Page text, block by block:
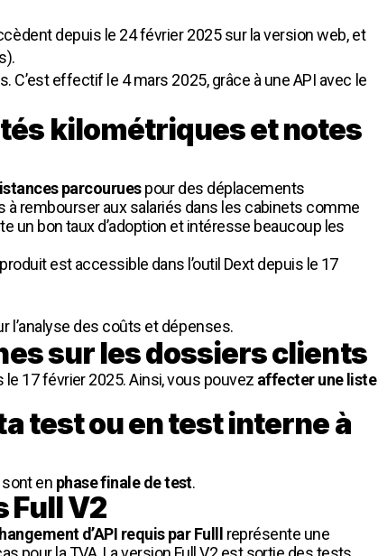
depuis le 24 février 2025 sur la version web, et
effectif le 4 mars 2025, grâce à une API avec le
kilométriques et notes
parcouruespour des déplacements
rembourser aux salariés dans les cabinets comme
un bon taux d’adoption et intéresse beaucoup les
est accessible dans l’outil Dext depuis le 17
l’analyse des coûts et dépenses.
sur les dossiers clients
17 février 2025. Ainsi, vous pouvez affecter une liste
test ou en test interne à
en phase finale de test.
Full V2
d’API requis par Fulll
représente une